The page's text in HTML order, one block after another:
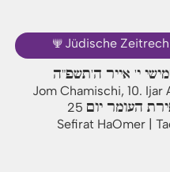
🕎 Jüdische
י' אייר ה'תשפ"ה
Jom Chamischi, 10. Ijar
25 העומר יום
Sefirat HaOmer |